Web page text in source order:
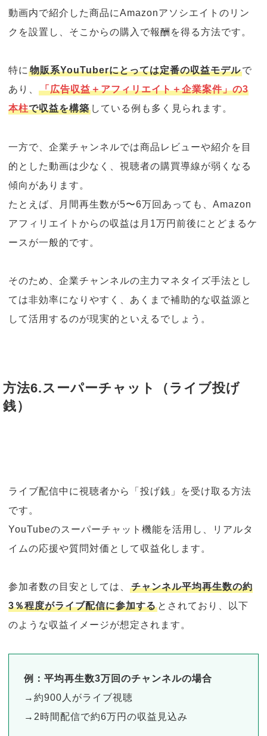
動画内で紹介した商品にAmazonアソシエイトのリン
クを設置し、そこからの購入で報酬を得る方法です。
特に物販系YouTuberにとっては定番の収益モデルで
あり、「広告収益＋アフィリエイト＋企業案件」の3
本柱で収益を構築 している例も多く見られます。
一方で、企業チャンネルでは商品レビューや紹介を目
的とした動画は少なく、視聴者の購買導線が弱くなる
傾向があります。
たとえば、月間再生数が5〜6万回あっても、Amazon
アフィリエイトからの収益は月1万円前後にとどまるケ
ースが一般的です。
そのため、企業チャンネルの主力マネタイズ手法とし
ては非効率になりやすく、あくまで補助的な収益源と
して活用するのが現実的といえるでしょう。
方法6.スーパーチャット（ライブ投げ
銭）
ライブ配信中に視聴者から「投げ銭」を受け取る方法
です。
YouTubeのスーパーチャット機能を活用し、リアルタ
イムの応援や質問対価として収益化します。
参加者数の目安としては、チャンネル平均再生数の約
3％程度がライブ配信に参加する とされており、以下
のような収益イメージが想定されます。
例：平均再生数3万回のチャンネルの場合
→約900人がライブ視聴
→2時間配信で約6万円の収益見込み